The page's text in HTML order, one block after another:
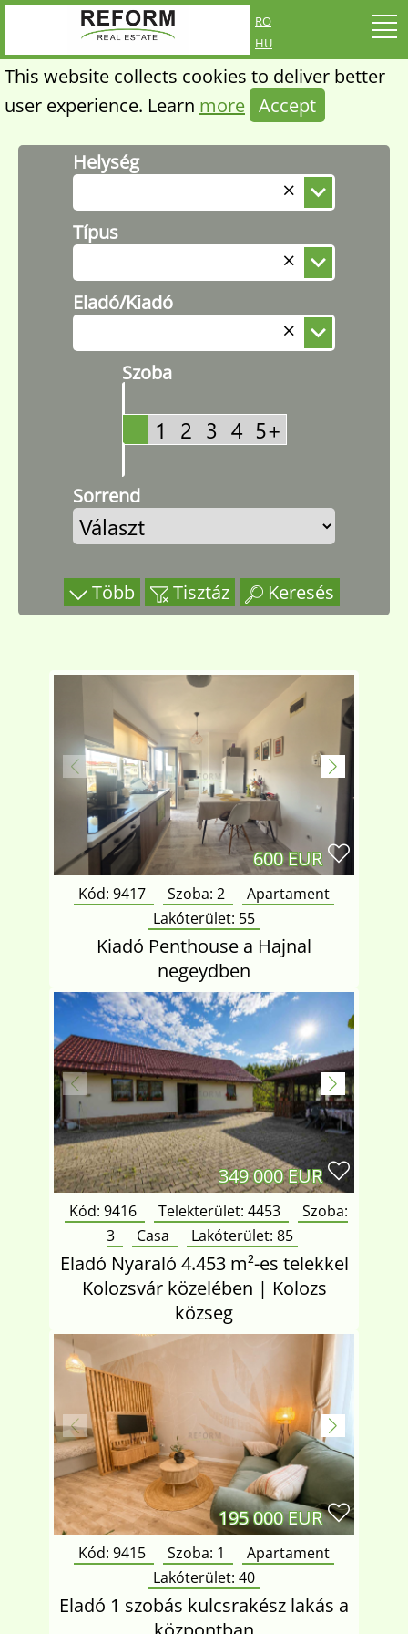
ro
hu
This website collects cookies to deliver better
user experience. Learn more Accept
Helység
Típus
Eladó/Kiadó
Szoba
Sorrend
Több Tisztáz Keresés
600 EUR
Kód: 9417 Szoba: 2
Apartament
Lakóterület: 55
Kiadó Penthouse a Hajnal
negeydben
349 000 EUR
Kód: 9416 Telekterület: 4453
Szoba:
3
Casa Lakóterület: 85
Eladó Nyaraló 4.453 m²-es telekkel
Kolozsvár közelében | Kolozs
közseg
195 000 EUR
Kód: 9415 Szoba: 1
Apartament
Lakóterület: 40
Eladó 1 szobás kulcsrakész lakás a